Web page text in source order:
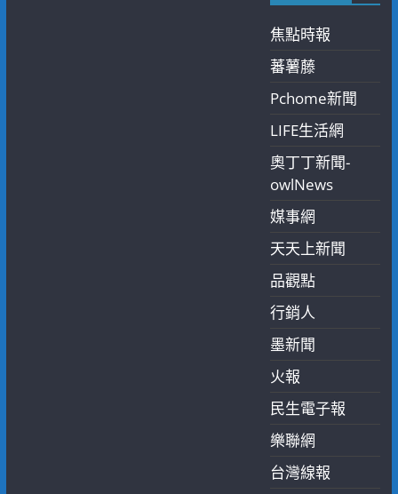
焦點時報
蕃薯藤
Pchome新聞
LIFE生活網
奧丁丁新聞-
owlNews
媒事網
天天上新聞
品觀點
行銷人
墨新聞
火報
民生電子報
樂聯網
台灣線報